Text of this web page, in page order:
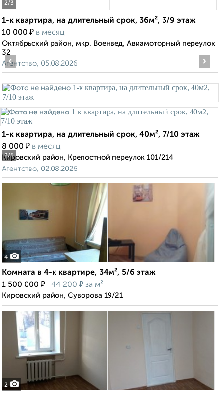
2/3
1-к квартира, на длительный срок, 36м², 3/9 этаж
10 000 ₽ в месяц
Октябрьский район, мкр. Военвед, Авиамоторный переулок
32
Агентство, 05.08.2026
2/5
‹ ›
1-к квартира, на длительный срок, 40м², 7/10 этаж
8 000 ₽ в месяц
Кировский район, Крепостной переулок 101/214
Агентство, 02.08.2026
4
Комната в 4-к квартире, 34м², 5/6 этаж
1 500 000 ₽ 44 200 ₽ за м²
Кировский район, Суворова 19/21
2